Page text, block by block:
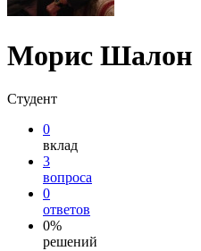
Морис Шалон
Студент
0
вклад
3
вопроса
0
ответов
0%
решений